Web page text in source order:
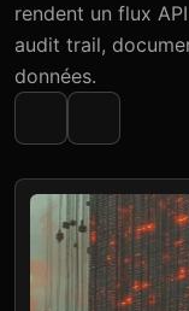
rendent un flux
audit trail,
données.